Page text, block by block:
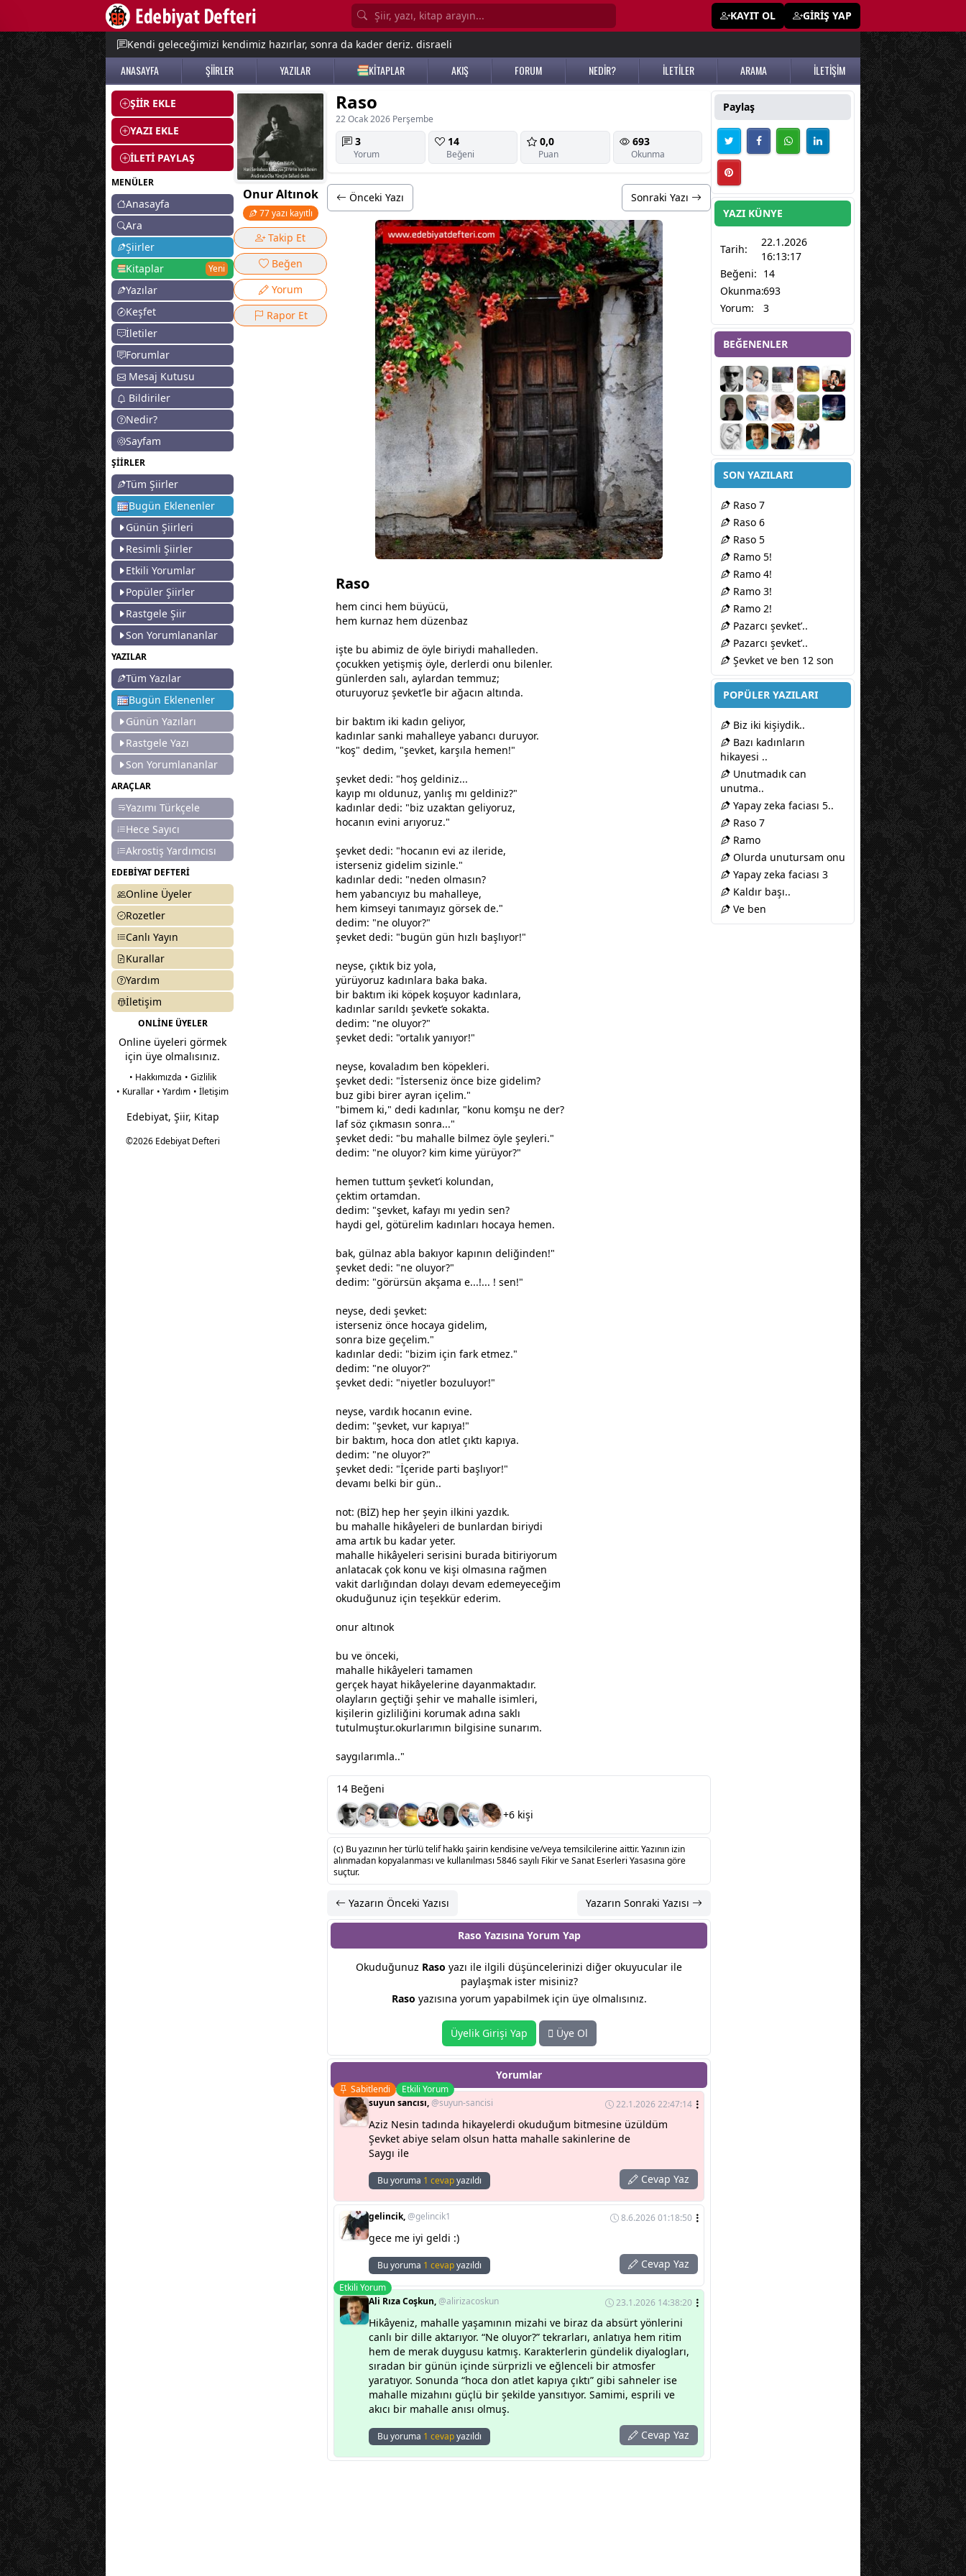
KAYIT OL GİRİŞ YAP
Kendi geleceğimizi kendimiz hazırlar, sonra da kader deriz. disraeli
ANASAYFA ŞİİRLER YAZILAR KİTAPLAR AKIŞ FORUM NEDİR? İLETİLER ARAMA İLETİŞİM
ŞİİR EKLE
YAZI EKLE
İLETİ PAYLAŞ
MENÜLER
Anasayfa
Ara
Şiirler
Kitaplar
Yeni
Yazılar
Keşfet
İletiler
Forumlar
Mesaj Kutusu
Bildiriler
Nedir?
Sayfam
ŞİİRLER
Tüm Şiirler
Bugün Eklenenler
Günün Şiirleri
Resimli Şiirler
Etkili Yorumlar
Popüler Şiirler
Rastgele Şiir
Son Yorumlananlar
YAZILAR
Tüm Yazılar
Bugün Eklenenler
Günün Yazıları
Rastgele Yazı
Son Yorumlananlar
ARAÇLAR
Yazımı Türkçele
Hece Sayıcı
Akrostiş Yardımcısı
EDEBİYAT DEFTERİ
Online Üyeler
Rozetler
Canlı Yayın
Kurallar
Yardım
İletişim
ONLİNE ÜYELER
Online üyeleri görmek
için üye olmalısınız.
• Hakkımızda • Gizlilik
• Kurallar • Yardım • İletişim
Edebiyat, Şiir, Kitap
©2026 Edebiyat Defteri
Onur Altınok
77 yazı kayıtlı
Takip Et
Beğen
Yorum
Rapor Et
Raso
22 Ocak 2026 Perşembe
3
Yorum
14
Beğeni
0,0
Puan
693
Okunma
Önceki Yazı Sonraki Yazı
Raso
hem cinci hem büyücü,
hem kurnaz hem düzenbaz
işte bu abimiz de öyle biriydi mahalleden.
çocukken yetişmiş öyle, derlerdi onu bilenler.
günlerden salı, aylardan temmuz;
oturuyoruz şevket’le bir ağacın altında.
bir baktım iki kadın geliyor,
kadınlar sanki mahalleye yabancı duruyor.
"koş" dedim, "şevket, karşıla hemen!"
şevket dedi: "hoş geldiniz...
kayıp mı oldunuz, yanlış mı geldiniz?"
kadınlar dedi: "biz uzaktan geliyoruz,
hocanın evini arıyoruz."
şevket dedi: "hocanın evi az ileride,
isterseniz gidelim sizinle."
kadınlar dedi: "neden olmasın?
hem yabancıyız bu mahalleye,
hem kimseyi tanımayız görsek de."
dedim: "ne oluyor?"
şevket dedi: "bugün gün hızlı başlıyor!"
neyse, çıktık biz yola,
yürüyoruz kadınlara baka baka.
bir baktım iki köpek koşuyor kadınlara,
kadınlar sarıldı şevket’e sokakta.
dedim: "ne oluyor?"
şevket dedi: "ortalık yanıyor!"
neyse, kovaladım ben köpekleri.
şevket dedi: "İsterseniz önce bize gidelim?
buz gibi birer ayran içelim."
"bimem ki," dedi kadınlar, "konu komşu ne der?
laf söz çıkmasın sonra..."
şevket dedi: "bu mahalle bilmez öyle şeyleri."
dedim: "ne oluyor? kim kime yürüyor?"
hemen tuttum şevket’i kolundan,
çektim ortamdan.
dedim: "şevket, kafayı mı yedin sen?
haydi gel, götürelim kadınları hocaya hemen.
bak, gülnaz abla bakıyor kapının deliğinden!"
şevket dedi: "ne oluyor?"
dedim: "görürsün akşama e...!... ! sen!"
neyse, dedi şevket:
isterseniz önce hocaya gidelim,
sonra bize geçelim."
kadınlar dedi: "bizim için fark etmez."
dedim: "ne oluyor?"
şevket dedi: "niyetler bozuluyor!"
neyse, vardık hocanın evine.
dedim: "şevket, vur kapıya!"
bir baktım, hoca don atlet çıktı kapıya.
dedim: "ne oluyor?"
şevket dedi: "İçeride parti başlıyor!"
devamı belki bir gün..
not: (BİZ) hep her şeyin ilkini yazdık.
bu mahalle hikâyeleri de bunlardan biriydi
ama artık bu kadar yeter.
mahalle hikâyeleri serisini burada bitiriyorum
anlatacak çok konu ve kişi olmasına rağmen
vakit darlığından dolayı devam edemeyeceğim
okuduğunuz için teşekkür ederim.
onur altınok
bu ve önceki,
mahalle hikâyeleri tamamen
gerçek hayat hikâyelerine dayanmaktadır.
olayların geçtiği şehir ve mahalle isimleri,
kişilerin gizliliğini korumak adına saklı
tutulmuştur.okurlarımın bilgisine sunarım.
saygılarımla.."
14 Beğeni
+6 kişi
(c) Bu yazının her türlü telif hakkı şairin kendisine ve/veya temsilcilerine aittir. Yazının izin
alınmadan kopyalanması ve kullanılması 5846 sayılı Fikir ve Sanat Eserleri Yasasına göre
suçtur.
Yazarın Önceki Yazısı Yazarın Sonraki Yazısı
Raso Yazısına Yorum Yap
Okuduğunuz Raso yazı ile ilgili düşüncelerinizi diğer okuyucular ile
paylaşmak ister misiniz?
Raso yazısına yorum yapabilmek için üye olmalısınız.
Üyelik Girişi Yap Üye Ol
Yorumlar
Sabitlendi
Etkili Yorum
suyun sancısı,@suyun-sancisi 22.1.2026 22:47:14
Aziz Nesin tadında hikayelerdi okuduğum bitmesine üzüldüm
Şevket abiye selam olsun hatta mahalle sakinlerine de
Saygı ile
Bu yoruma 1 cevapyazıldı Cevap Yaz
gelincik,@gelincik1 8.6.2026 01:18:50
gece me iyi geldi :)
Bu yoruma 1 cevapyazıldı Cevap Yaz
Etkili Yorum
Ali Rıza Coşkun,@alirizacoskun 23.1.2026 14:38:20
Hikâyeniz, mahalle yaşamının mizahi ve biraz da absürt yönlerini
canlı bir dille aktarıyor. “Ne oluyor?” tekrarları, anlatıya hem ritim
hem de merak duygusu katmış. Karakterlerin gündelik diyalogları,
sıradan bir günün içinde sürprizli ve eğlenceli bir atmosfer
yaratıyor. Sonunda “hoca don atlet kapıya çıktı” gibi sahneler ise
mahalle mizahını güçlü bir şekilde yansıtıyor. Samimi, esprili ve
akıcı bir mahalle anısı olmuş.
Bu yoruma 1 cevapyazıldı Cevap Yaz
Paylaş
YAZI KÜNYE
Tarih:
22.1.2026
16:13:17
Beğeni: 14
Okunma:693
Yorum:
3
BEĞENENLER
SON YAZILARI
Raso 7
Raso 6
Raso 5
Ramo 5!
Ramo 4!
Ramo 3!
Ramo 2!
Pazarcı şevket’..
Pazarcı şevket’..
Şevket ve ben 12 son
POPÜLER YAZILARI
Biz iki kişiydik..
Bazı kadınların
hikayesi ..
Unutmadık can
unutma..
Yapay zeka faciası 5..
Raso 7
Ramo
Olurda unutursam onu
Yapay zeka faciası 3
Kaldır başı..
Ve ben
menu